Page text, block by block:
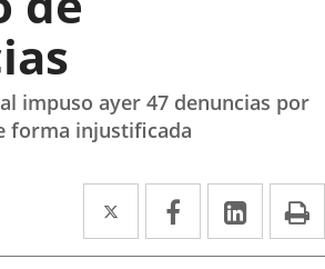
impuso ayer 47 denuncias por
forma injustificada
Twitter
Enlace
a
Facebook
Enlace
a
Enlace
a